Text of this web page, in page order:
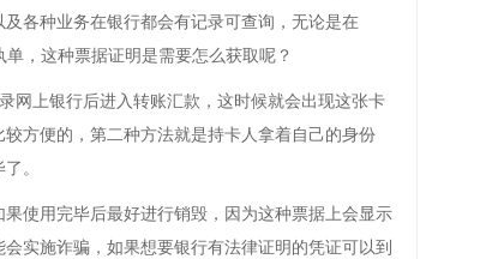
各种业务在银行都会有记录可查询，无论是在
，这种票据证明是需要怎么获取呢？
上银行后进入转账汇款，这时候就会出现这张卡
方便的，第二种方法就是持卡人拿着自己的身份
。
使用完毕后最好进行销毁，因为这种票据上会显示
实施诈骗，如果想要银行有法律证明的凭证可以到